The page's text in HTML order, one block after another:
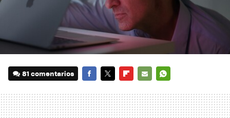
81 comentarios
MAIL